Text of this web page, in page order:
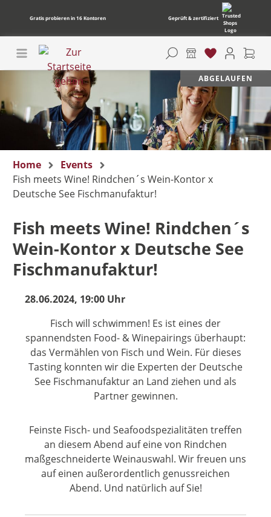
Gratis probieren in 16 Kontoren Geprüft & zertifiziert
ABGELAUFEN
Home
Events
Fish meets Wine! Rindchen´s Wein-Kontor x
Deutsche See Fischmanufaktur!
Fish meets Wine! Rindchen´s
Wein-Kontor x Deutsche See
Fischmanufaktur!
28.06.2024, 19:00 Uhr
Fisch will schwimmen! Es ist eines der
spannendsten Food- & Winepairings überhaupt:
das Vermählen von Fisch und Wein. Für dieses
Tasting konnten wir die Experten der Deutsche
See Fischmanufaktur an Land ziehen und als
Partner gewinnen.
Feinste Fisch- und Seafoodspezialitäten treffen
an diesem Abend auf eine von Rindchen
maßgeschneiderte Weinauswahl. Wir freuen uns
auf einen außerordentlich genussreichen
Abend. Und natürlich auf Sie!